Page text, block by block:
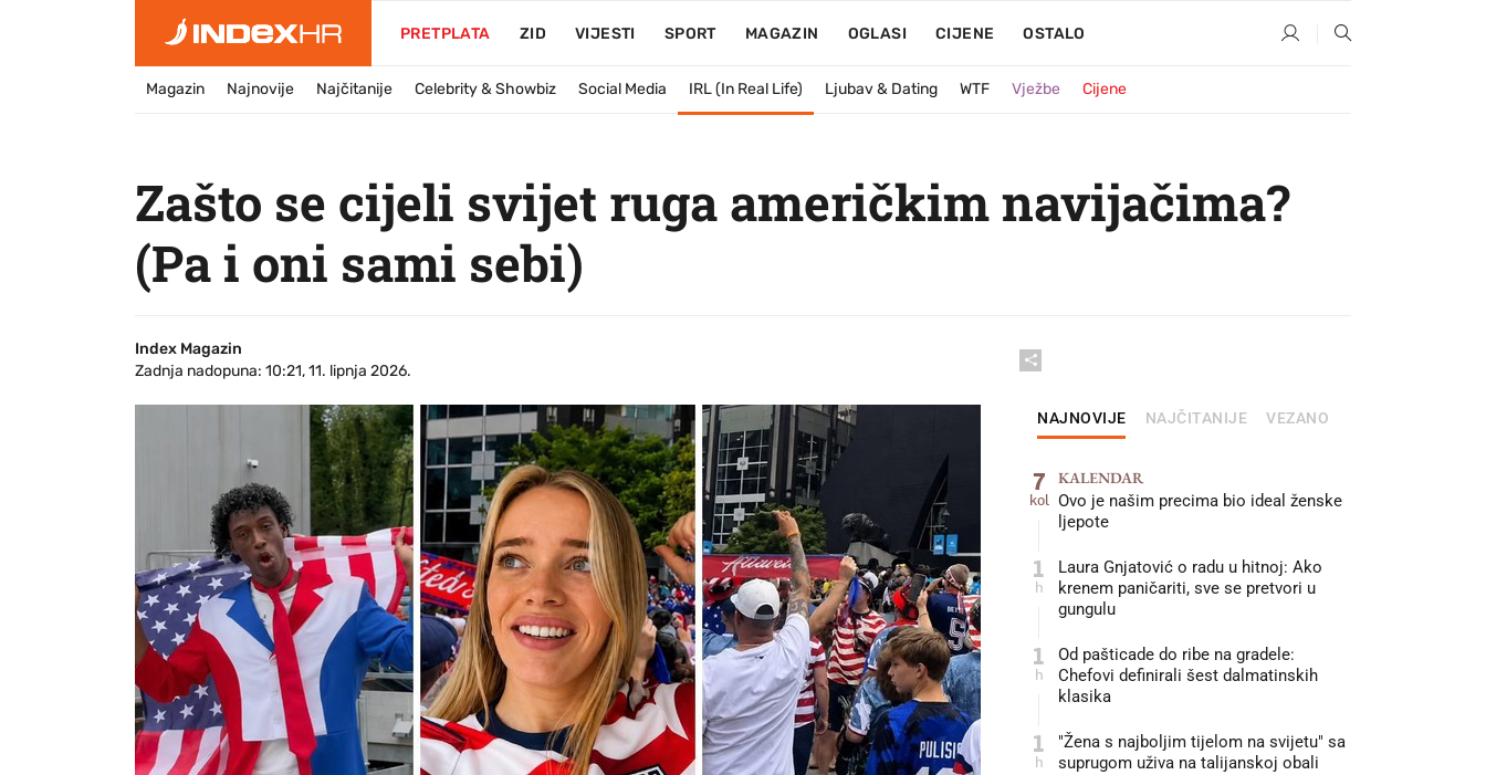
PRETPLATA ZID VIJESTI SPORT MAGAZIN OGLASI CIJENE OSTALO
Magazin Najnovije Najčitanije Celebrity & Showbiz Social Media IRL (In Real Life) Ljubav & Dating WTF Vježbe Cijene
Zašto se cijeli svijet ruga američkim navijačima?
(Pa i oni sami sebi)
Index Magazin
Zadnja nadopuna: 10:21, 11. lipnja 2026.
NAJNOVIJE NAJČITANIJE VEZANO
7
kol
KALENDAR
Ovo je našim precima bio ideal ženske
ljepote
1
h
Laura Gnjatović o radu u hitnoj: Ako
krenem paničariti, sve se pretvori u
gungulu
1
h
Od pašticade do ribe na gradele:
Chefovi definirali šest dalmatinskih
klasika
1
h
"Žena s najboljim tijelom na svijetu" sa
suprugom uživa na talijanskoj obali